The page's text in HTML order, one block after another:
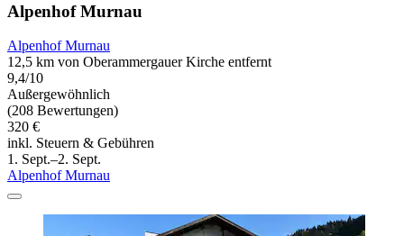
Alpenhof Murnau
Alpenhof Murnau
12,5 km von Oberammergauer Kirche entfernt
9,4/10
Außergewöhnlich
(208 Bewertungen)
320 €
inkl. Steuern & Gebühren
1. Sept.–2. Sept.
Alpenhof Murnau